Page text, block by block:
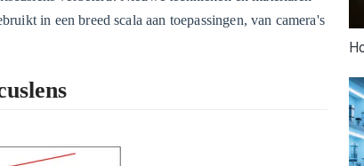
in een breed scala aan toepassingen, van camera's